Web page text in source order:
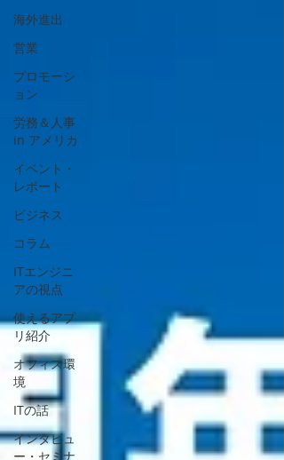
海外進出
営業
プロモーシ
ョン
労務＆人事
in アメリカ
イベント・
レポート
ビジネス
コラム
ITエンジニ
アの視点
使えるアプ
リ紹介
オフィス環
境
ITの話
インタビュ
ー・セミナ